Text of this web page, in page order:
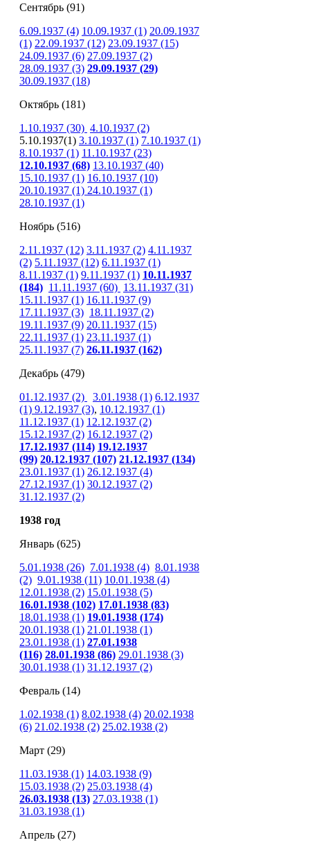
Сентябрь (91)
6.09.1937 (4) 10.09.1937 (1) 20.09.1937
(1) 22.09.1937 (12) 23.09.1937 (15)
24.09.1937 (6) 27.09.1937 (2)
28.09.1937 (3) 29.09.1937 (29)
30.09.1937 (18)
Октябрь (181)
1.10.1937 (30) 4.10.1937 (2)
5.10.1937(1) 3.10.1937 (1) 7.10.1937 (1)
8.10.1937 (1) 11.10.1937 (23)
12.10.1937 (68) 13.10.1937 (40)
15.10.1937 (1) 16.10.1937 (10)
20.10.1937 (1) 24.10.1937 (1)
28.10.1937 (1)
Ноябрь (516)
2.11.1937 (12) 3.11.1937 (2) 4.11.1937
(2) 5.11.1937 (12) 6.11.1937 (1)
8.11.1937 (1) 9.11.1937 (1) 10.11.1937
(184) 11.11.1937 (60) 13.11.1937 (31)
15.11.1937 (1) 16.11.1937 (9)
17.11.1937 (3) 18.11.1937 (2)
19.11.1937 (9) 20.11.1937 (15)
22.11.1937 (1) 23.11.1937 (1)
25.11.1937 (7) 26.11.1937 (162)
Декабрь (479)
01.12.1937 (2)
3.01.1938 (1) 6.12.1937
(1) 9.12.1937 (3), 10.12.1937 (1)
11.12.1937 (1) 12.12.1937 (2)
15.12.1937 (2) 16.12.1937 (2)
17.12.1937 (114) 19.12.1937
(99) 20.12.1937 (107) 21.12.1937 (134)
23.01.1937 (1) 26.12.1937 (4)
27.12.1937 (1) 30.12.1937 (2)
31.12.1937 (2)
1938 год
Январь (625)
5.01.1938 (26) 7.01.1938 (4) 8.01.1938
(2) 9.01.1938 (11) 10.01.1938 (4)
12.01.1938 (2) 15.01.1938 (5)
16.01.1938 (102) 17.01.1938 (83)
18.01.1938 (1) 19.01.1938 (174)
20.01.1938 (1) 21.01.1938 (1)
23.01.1938 (1) 27.01.1938
(116) 28.01.1938 (86) 29.01.1938 (3)
30.01.1938 (1) 31.12.1937 (2)
Февраль (14)
1.02.1938 (1) 8.02.1938 (4) 20.02.1938
(6) 21.02.1938 (2) 25.02.1938 (2)
Март (29)
11.03.1938 (1) 14.03.1938 (9)
15.03.1938 (2) 25.03.1938 (4)
26.03.1938 (13) 27.03.1938 (1)
31.03.1938 (1)
Апрель (27)